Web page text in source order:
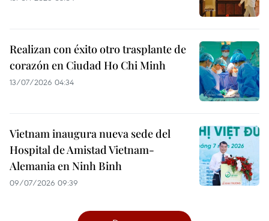
Realizan con éxito otro trasplante de
corazón en Ciudad Ho Chi Minh
13/07/2026 04:34
Vietnam inaugura nueva sede del
Hospital de Amistad Vietnam-
Alemania en Ninh Binh
09/07/2026 09:39